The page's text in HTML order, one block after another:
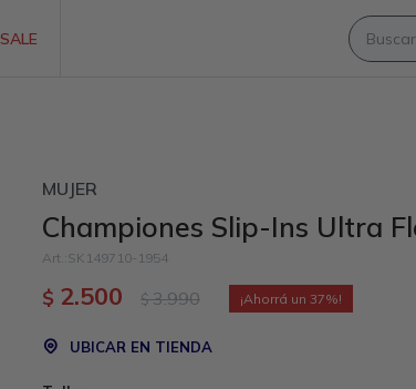
SALE
MUJER
Championes Slip-Ins Ultra
SK149710-1954
$ 2.500 $3.990 37
UBICAR EN TIENDA